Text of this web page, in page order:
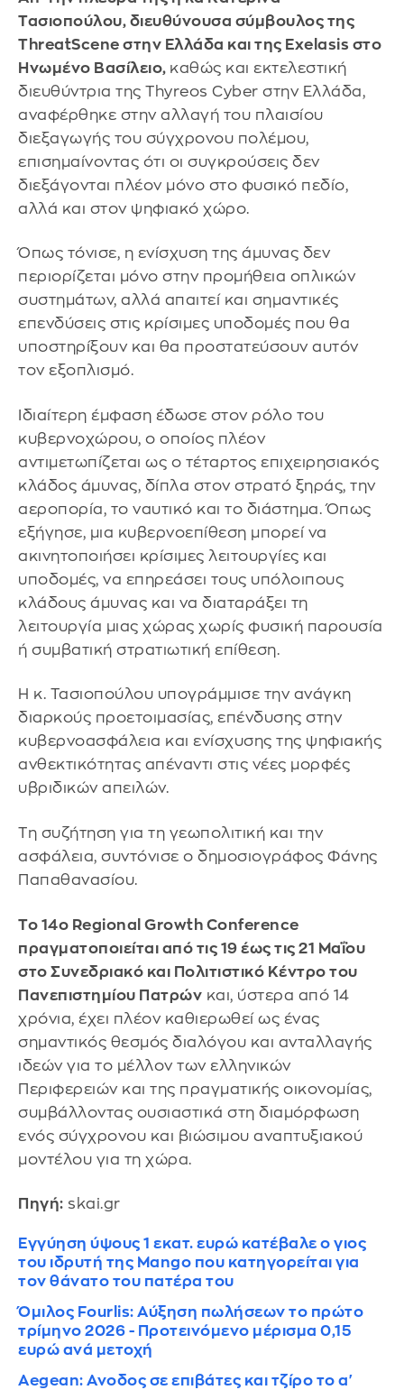
Τασιοπούλου, διευθύνουσα σύμβουλος της
ThreatScene στην Ελλάδα και της Exelasis στο
Ηνωμένο Βασίλειο, καθώς και εκτελεστική
διευθύντρια της Thyreos Cyber στην Ελλάδα,
αναφέρθηκε στην αλλαγή του πλαισίου
διεξαγωγής του σύγχρονου πολέμου,
επισημαίνοντας ότι οι συγκρούσεις δεν
διεξάγονται πλέον μόνο στο φυσικό πεδίο,
αλλά και στον ψηφιακό χώρο.
Όπως τόνισε, η ενίσχυση της άμυνας δεν
περιορίζεται μόνο στην προμήθεια οπλικών
συστημάτων, αλλά απαιτεί και σημαντικές
επενδύσεις στις κρίσιμες υποδομές που θα
υποστηρίξουν και θα προστατεύσουν αυτόν
τον εξοπλισμό.
Ιδιαίτερη έμφαση έδωσε στον ρόλο του
κυβερνοχώρου, ο οποίος πλέον
αντιμετωπίζεται ως ο τέταρτος επιχειρησιακός
κλάδος άμυνας, δίπλα στον στρατό ξηράς, την
αεροπορία, το ναυτικό και το διάστημα. Όπως
εξήγησε, μια κυβερνοεπίθεση μπορεί να
ακινητοποιήσει κρίσιμες λειτουργίες και
υποδομές, να επηρεάσει τους υπόλοιπους
κλάδους άμυνας και να διαταράξει τη
λειτουργία μιας χώρας χωρίς φυσική παρουσία
ή συμβατική στρατιωτική επίθεση.
Η κ. Τασιοπούλου υπογράμμισε την ανάγκη
διαρκούς προετοιμασίας, επένδυσης στην
κυβερνοασφάλεια και ενίσχυσης της ψηφιακής
ανθεκτικότητας απέναντι στις νέες μορφές
υβριδικών απειλών.
Τη συζήτηση για τη γεωπολιτική και την
ασφάλεια, συντόνισε ο δημοσιογράφος Φάνης
Παπαθανασίου.
Το 14ο Regional Growth Conference
πραγματοποιείται από τις 19 έως τις 21 Μαΐου
στο Συνεδριακό και Πολιτιστικό Κέντρο του
Πανεπιστημίου Πατρών και, ύστερα από 14
χρόνια, έχει πλέον καθιερωθεί ως ένας
σημαντικός θεσμός διαλόγου και ανταλλαγής
ιδεών για το μέλλον των ελληνικών
Περιφερειών και της πραγματικής οικονομίας,
συμβάλλοντας ουσιαστικά στη διαμόρφωση
ενός σύγχρονου και βιώσιμου αναπτυξιακού
μοντέλου για τη χώρα.
Πηγή: skai.gr
Εγγύηση ύψους 1 εκατ. ευρώ κατέβαλε ο γιος
του ιδρυτή της Mango που κατηγορείται για
τον θάνατο του πατέρα του
Όμιλος Fourlis: Αύξηση πωλήσεων το πρώτο
τρίμηνο 2026 - Προτεινόμενο μέρισμα 0,15
ευρώ ανά μετοχή
Aegean: Ανοδος σε επιβάτες και τζίρο το α'